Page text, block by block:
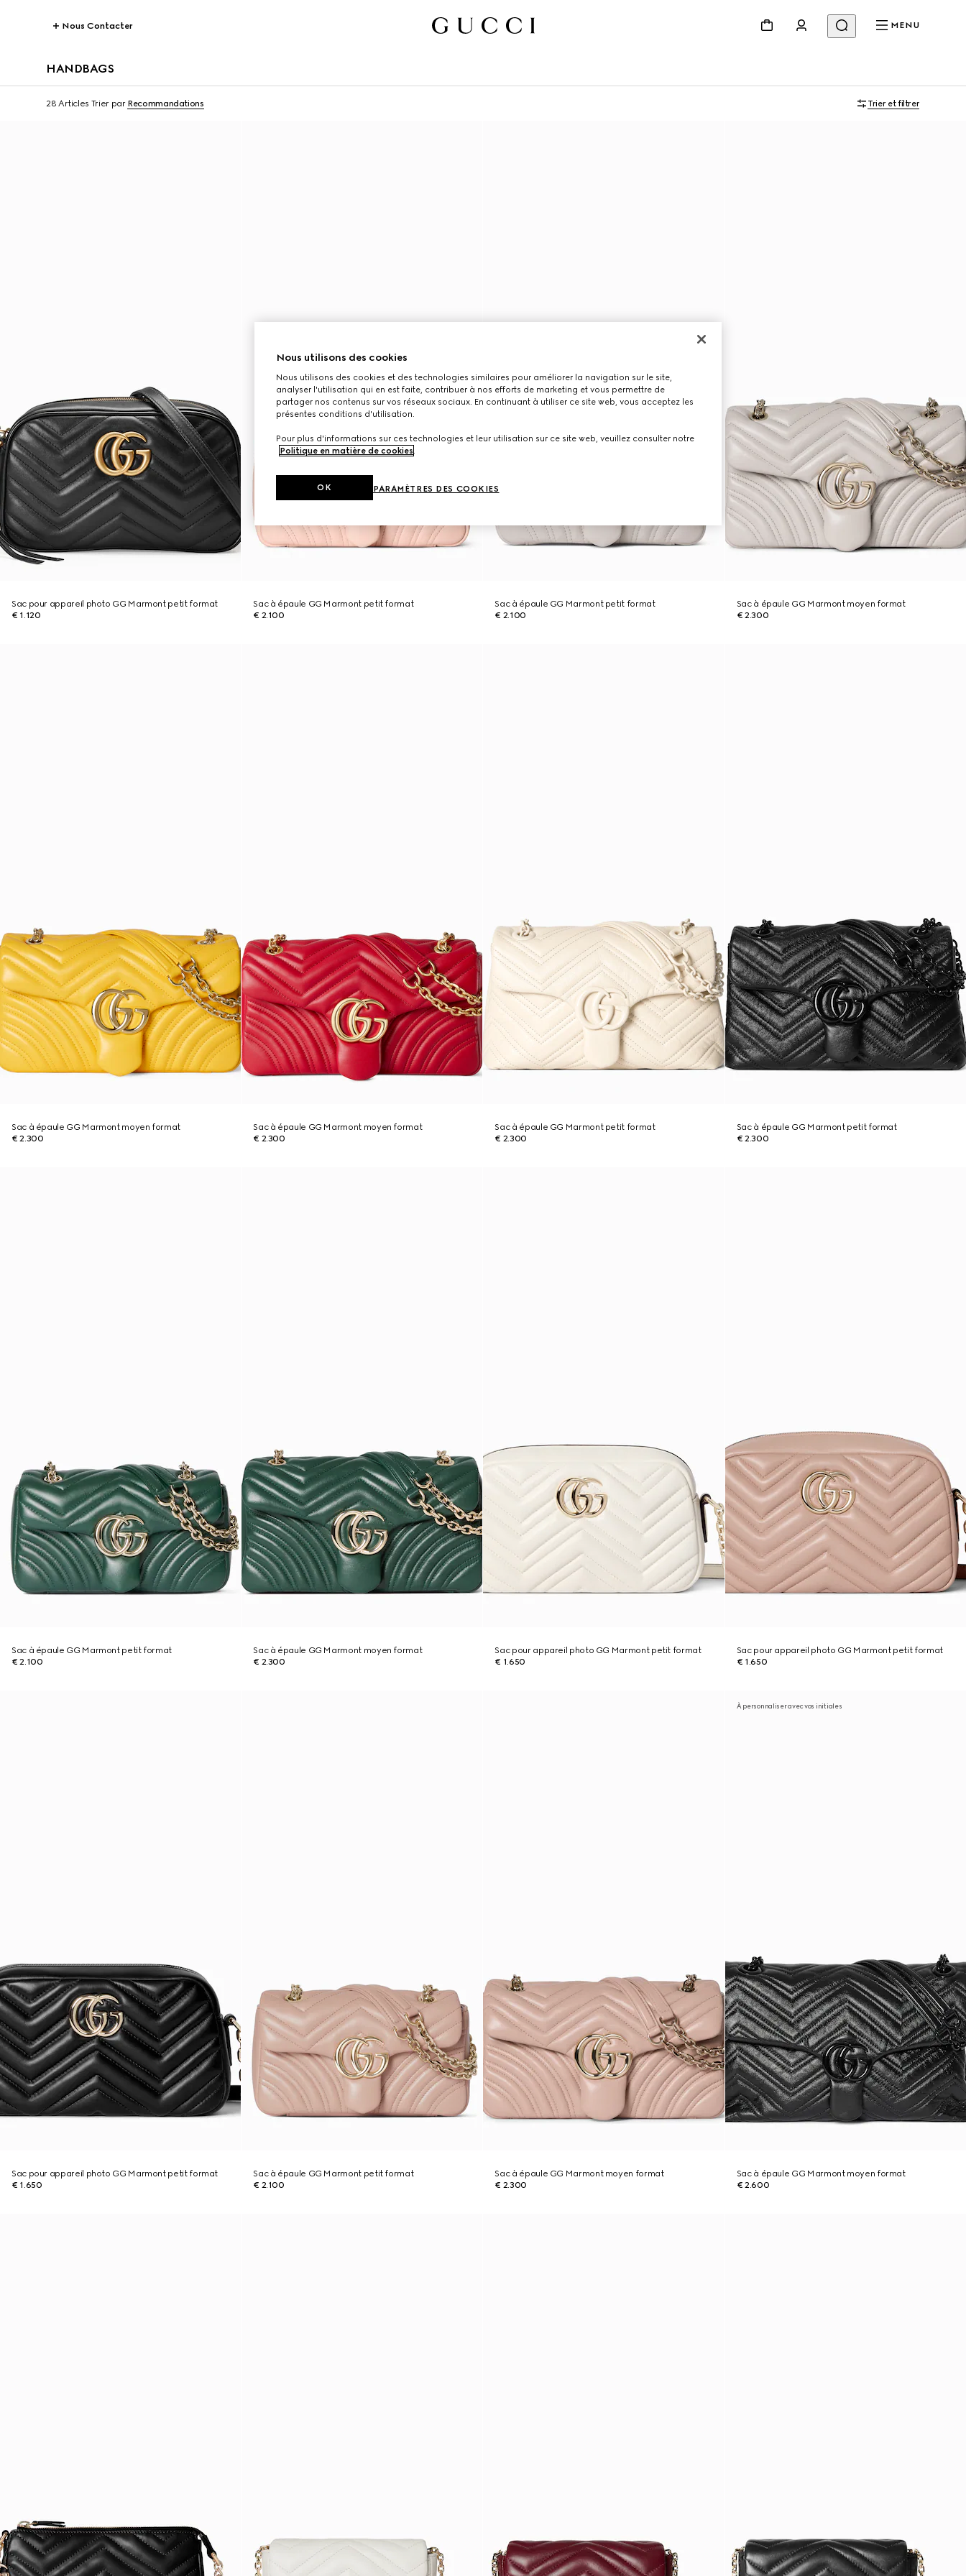
Nous Contacter MENU
HANDBAGS
28 Articles Trier par Recommandations Trier et filtrer
Sac pour appareil photo GG Marmont petit format
€ 1.120
Sac à épaule GG Marmont petit format
€ 2.100
Sac à épaule GG Marmont petit format
€ 2.100
Sac à épaule GG Marmont moyen format
€ 2.300
Sac à épaule GG Marmont moyen format
€ 2.300
Sac à épaule GG Marmont moyen format
€ 2.300
Sac à épaule GG Marmont petit format
€ 2.300
Sac à épaule GG Marmont petit format
€ 2.300
Sac à épaule GG Marmont petit format
€ 2.100
Sac à épaule GG Marmont moyen format
€ 2.300
Sac pour appareil photo GG Marmont petit format
€ 1.650
Sac pour appareil photo GG Marmont petit format
€ 1.650
Sac pour appareil photo GG Marmont petit format
€ 1.650
Sac à épaule GG Marmont petit format
€ 2.100
Sac à épaule GG Marmont moyen format
€ 2.300
À personnaliser avec vos initiales
Sac à épaule GG Marmont moyen format
€ 2.600
Nous utilisons des cookies
Nous utilisons des cookies et des technologies similaires pour améliorer la navigation sur le site,
analyser l'utilisation qui en est faite, contribuer à nos efforts de marketing et vous permettre de
partager nos contenus sur vos réseaux sociaux. En continuant à utiliser ce site web, vous acceptez les
présentes conditions d'utilisation.
Pour plus d'informations sur ces technologies et leur utilisation sur ce site web, veuillez consulter notre
Politique en matière de cookies.
PARAMÈTRES DES COOKIES
OK